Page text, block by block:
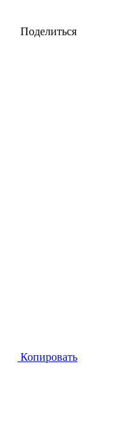
Поделиться
Копировать